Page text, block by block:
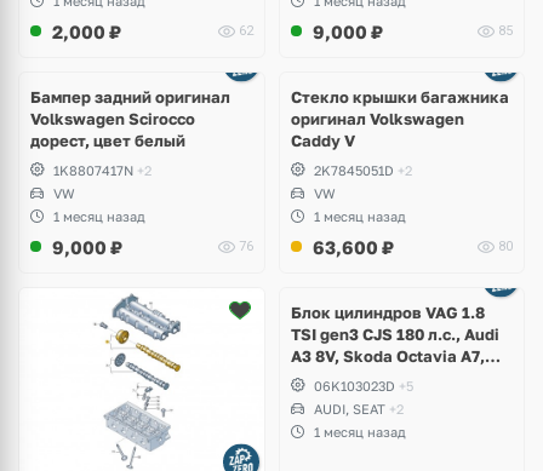
2,000 ₽ 62 9,000 ₽ 85
Бампер задний оригинал
Volkswagen Scirocco
дорест, цвет белый
1K8807417N +2
VW
1 месяц назад
9,000 ₽ 76
Стекло крышки багажника
оригинал Volkswagen
Caddy V
2K7845051D +2
VW
1 месяц назад
63,600 ₽ 80
2 фото
Блок цилиндров VAG 1.8
TSI gen3 CJS 180 л.с., Audi
A3 8V, Skoda Octavia A7,
Superb, Volkswagen Passat
B8, Golf VII Alltrack, Seat
Leon
06K103023D +5
AUDI, SEAT +2
1 месяц назад